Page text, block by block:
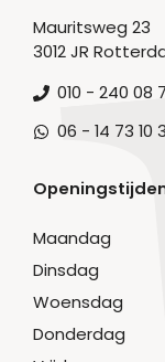
Mauritsweg 23
3012 JR
010 - 240 08
06 - 14 73 10
Maandag
Dinsdag
Woensdag
Donderdag